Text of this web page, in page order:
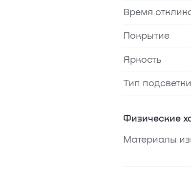
Время
Покрытие
Яркость
Тип подсветки
Физические
Материалы